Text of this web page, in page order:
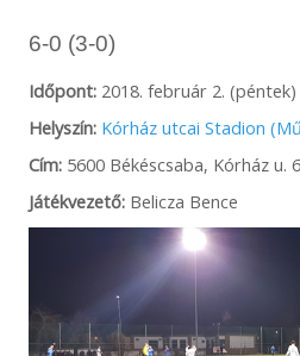
6-0 (3-0)
Időpont:2018. február 2. (péntek)
Helyszín: Kórház utcai Stadion
Cím:5600 Békéscsaba, Kórház u.
Játékvezető: Belicza Bence